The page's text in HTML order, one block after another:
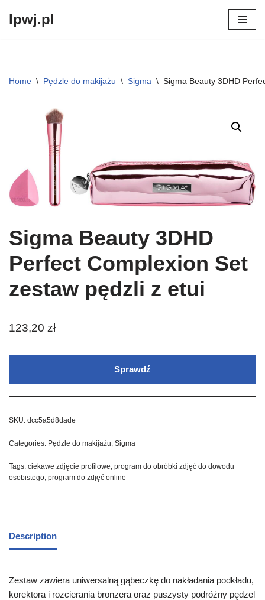
lpwj.pl
Home \ Pędzle do makijażu \ Sigma \ Sigma Beauty 3DHD
Sigma Beauty 3DHD
Perfect Complexion Set
zestaw pędzli z etui
123,20 zł
Sprawdź
SKU: dcc5a5d8dade
Categories: Pędzle do makijażu Sigma
Tags: ciekawe zdjęcie profilowe program do obróbki zdjęć do dowodu
osobistego program do zdjęć online
Description
Zestaw zawiera uniwersalną gąbeczkę do nakładania podkładu,
korektora i rozcierania bronzera oraz puszysty podróżny pędzel